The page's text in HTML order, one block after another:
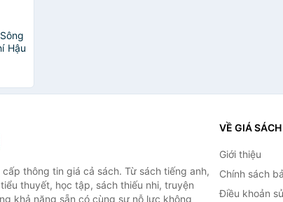
Hậu
thông tin giá cả sách. Từ sách tiếng anh,
thuyết, học tập, sách thiếu nhi, truyện
khả năng sẵn có cùng sự nỗ lực không
VỀ GIÁ SÁCH
Giới thiệu
Chính sách
Điều khoản